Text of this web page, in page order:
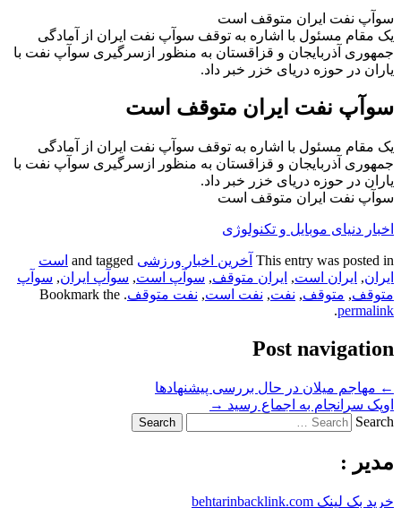
سوآپ نفت ایران متوقف است
یک مقام مسئول با اشاره به توقف سوآپ نفت ایران از آمادگی
جمهوری آذربایجان و قزاقستان به منظور ازسرگیری سوآپ نفت با
یاران در حوزه دریای خزر خبر داد.
سوآپ نفت ایران متوقف است
یک مقام مسئول با اشاره به توقف سوآپ نفت ایران از آمادگی
جمهوری آذربایجان و قزاقستان به منظور ازسرگیری سوآپ نفت با
یاران در حوزه دریای خزر خبر داد.
سوآپ نفت ایران متوقف است
اخبار دنیای موبایل و تکنولوژی
This entry was posted in آخرین اخبار ورزشی
است
ایران, ایران است, ایران متوقف, سوآپ است, سوآپ ایران, سوآپ
متوقف, متوقف, نفت, نفت است, نفت متوقف. Bookmark the
permalink
.
Post navigation
← مهاجم میلان در حال بررسی پیشنهادها
اوپک سرانجام به اجماع رسید →
Search
مدیر :
خرید بک لینک behtarinbacklink.com